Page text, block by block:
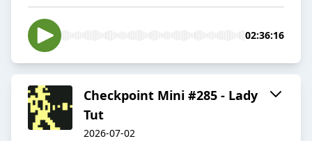
02:36:16
Checkpoint Mini #285 - Lady
Tut
2026-07-02